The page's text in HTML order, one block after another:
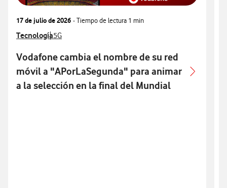
17 de julio de 2026 - Tiempo de lectura 1 min
Ver más notas de prensa relacionados con
TecnologíaVer más notas de prensa relacionados con
5G
Vodafone cambia el nombre de su red
móvil a "APorLaSegunda" para animar
a la selección en la final del Mundial